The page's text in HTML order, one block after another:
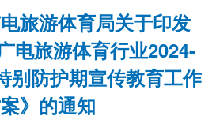
旅游体育局关于印发
电旅游体育行业2024-
别防护期宣传教育工作
》的通知